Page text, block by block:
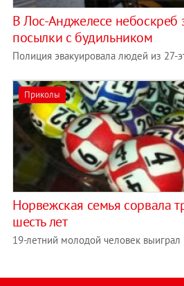
В Лос-Анджелесе небоскреб
посылки с будильником
Полиция эвакуировала людей из 27-
Приколы
Норвежская семья сорвала
шесть лет
19-летний молодой человек